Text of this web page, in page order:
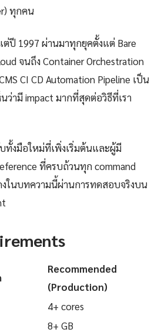
ทุกคน
ปี 1997 ผ่านมาทุกยุคตั้งแต่ Bare
จนถึง Container Orchestration
CI CD Automation Pipeline เป็น
ว่ามี impact มากที่สุดต่อวิธีที่เรา
งมือใหม่ที่เพิ่งเริ่มต้นและผู้มี
ที่ครบถ้วนทุก command
ในบทความนี้ผ่านการทดสอบจริงบน
Recommended
(Production)
4+ cores
8+ GB